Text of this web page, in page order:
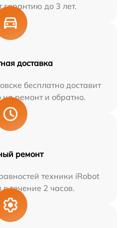
гарантию до 3 лет.
доставка
бесплатно доставит
на ремонт и обратно.
ремонт
техники iRobot
течение 2 часов.